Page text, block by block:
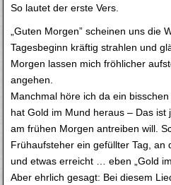
So lautet der erste Vers.
„Guten Morgen” scheinen uns die
Tagesbeginn kräftig strahlen und
Morgen lassen mich fröhlicher
angehen.
Manchmal höre ich da ein
hat Gold im Mund heraus – Das ist
am frühen Morgen antreiben will.
Frühaufsteher ein gefüllter Tag, an
und etwas erreicht … eben „Gold im
Aber ehrlich gesagt: Bei diesem